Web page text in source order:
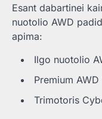
Esant dabartinei
nuotolio AWD
apima:
Ilgo nuotolio
Premium
Trimotoris